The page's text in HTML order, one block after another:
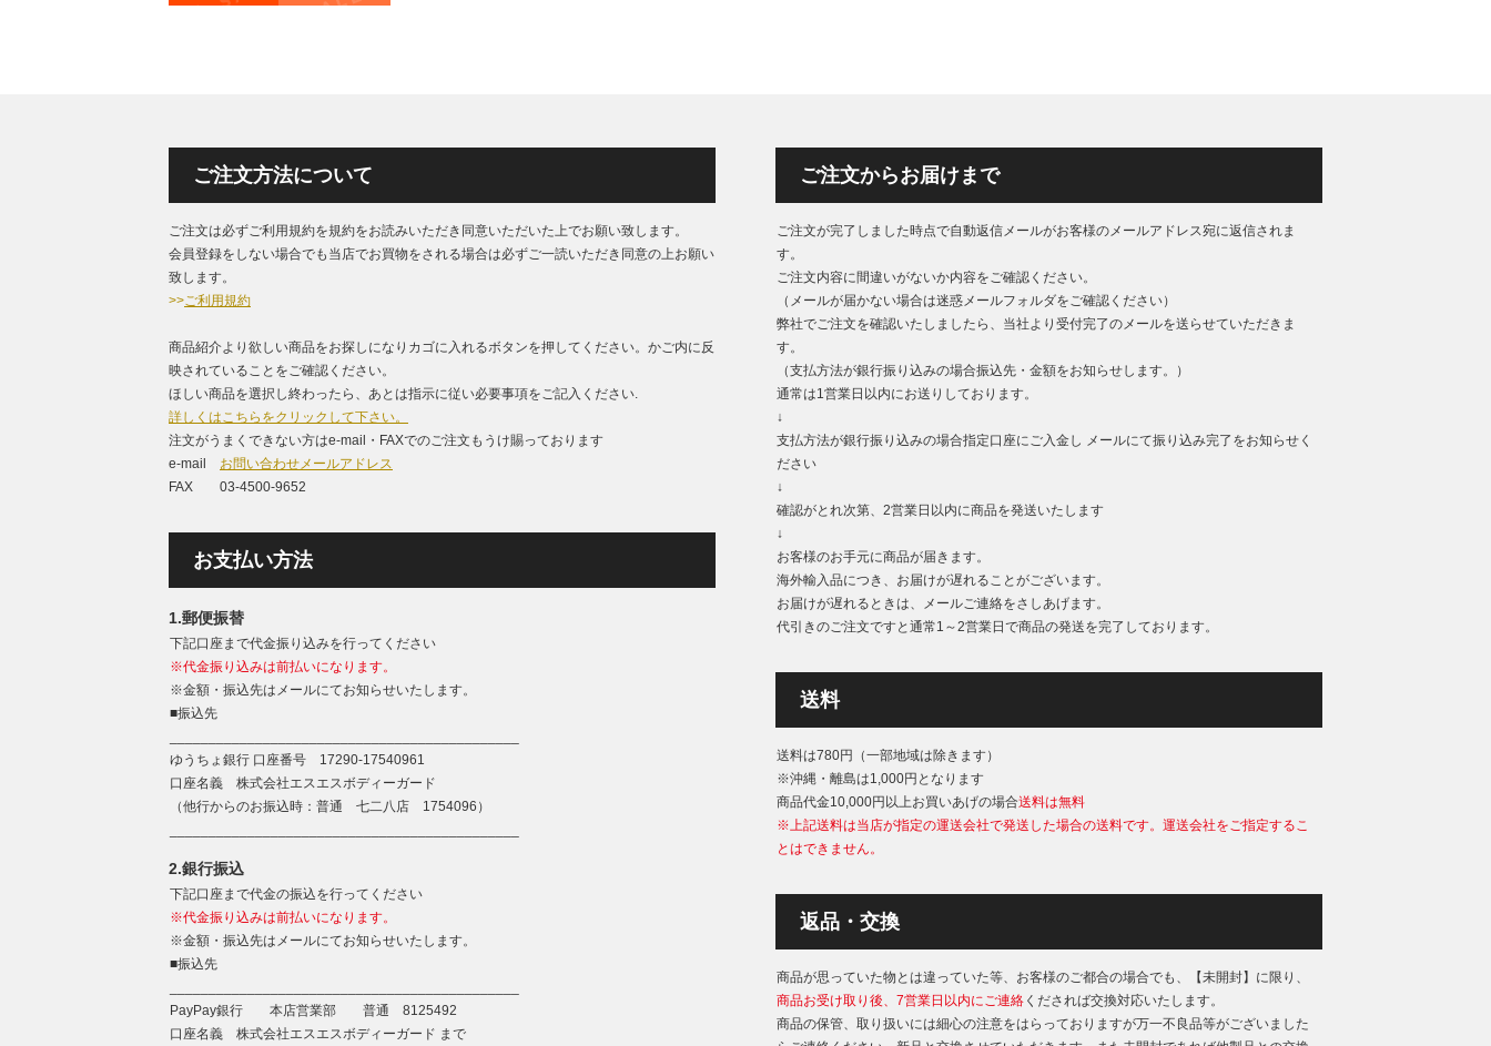
ご注文方法について
ご注文は必ずご利用規約を規約をお読みいただき同意いただいた上でお願い致します。
会員登録をしない場合でも当店でお買物をされる場合は必ずご一読いただき同意の上お願い
致します。
>>ご利用規約
商品紹介より欲しい商品をお探しになりカゴに入れるボタンを押してください。かご内に反
映されていることをご確認ください。
ほしい商品を選択し終わったら、あとは指示に従い必要事項をご記入ください.
詳しくはこちらをクリックして下さい。
注文がうまくできない方はe-mail・FAXでのご注文もうけ賜っております
e-mail お問い合わせメールアドレス
FAX 03-4500-9652
お支払い方法
1.郵便振替
下記口座まで代金振り込みを行ってください
※代金振り込みは前払いになります。
※金額・振込先はメールにてお知らせいたします。
■振込先
ゆうちょ銀行 口座番号 17290-17540961
口座名義 株式会社エスエスボディーガード
（他行からのお振込時：普通 七二八店 1754096）
2.銀行振込
下記口座まで代金の振込を行ってください
※代金振り込みは前払いになります。
※金額・振込先はメールにてお知らせいたします。
■振込先
PayPay銀行 本店営業部 普通 8125492
口座名義 株式会社エスエスボディーガード まで
ご注文からお届けまで
ご注文が完了しました時点で自動返信メールがお客様のメールアドレス宛に返信されま
す。
ご注文内容に間違いがないか内容をご確認ください。
（メールが届かない場合は迷惑メールフォルダをご確認ください）
弊社でご注文を確認いたしましたら、当社より受付完了のメールを送らせていただきま
す。
（支払方法が銀行振り込みの場合振込先・金額をお知らせします。）
通常は1営業日以内にお送りしております。
↓
支払方法が銀行振り込みの場合指定口座にご入金し メールにて振り込み完了をお知らせく
ださい
↓
確認がとれ次第、2営業日以内に商品を発送いたします
↓
お客様のお手元に商品が届きます。
海外輸入品につき、お届けが遅れることがございます。
お届けが遅れるときは、メールご連絡をさしあげます。
代引きのご注文ですと通常1～2営業日で商品の発送を完了しております。
送料
送料は780円（一部地域は除きます）
※沖縄・離島は1,000円となります
商品代金10,000円以上お買いあげの場合送料は無料
※上記送料は当店が指定の運送会社で発送した場合の送料です。運送会社をご指定するこ
とはできません。
返品・交換
商品が思っていた物とは違っていた等、お客様のご都合の場合でも、【未開封】に限り、
商品お受け取り後、7営業日以内にご連絡くだされば交換対応いたします。
商品の保管、取り扱いには細心の注意をはらっておりますが万一不良品等がございました